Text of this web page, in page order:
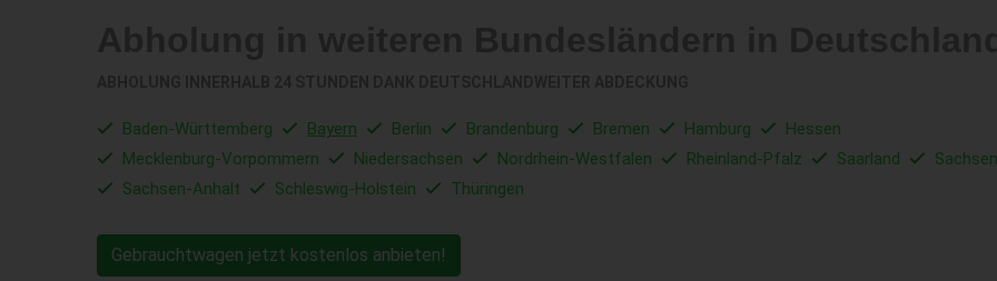
Baden-Württemberg Bayern Berlin Brandenburg Bremen Hamburg
Hessen
Mecklenburg-Vorpommern
Niedersachsen Nordrhein-Westfalen Rheinland-Pfalz Saarland
Sachsen
Sachsen-Anhalt
Schleswig-Holstein Thüringen
Gebrauchtwagen jetzt kostenlos anbieten!